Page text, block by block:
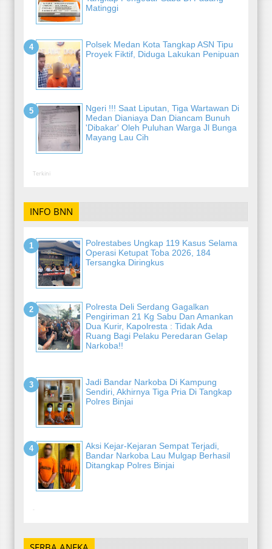
Matinggi
Polsek Medan Kota Tangkap ASN Tipu
Proyek Fiktif, Diduga Lakukan Penipuan
Ngeri !!! Saat Liputan, Tiga Wartawan Di
Medan Dianiaya Dan Diancam Bunuh
'Dibakar' Oleh Puluhan Warga Jl Bunga
Mayang Lau Cih
Terkini
INFO BNN
Polrestabes Ungkap 119 Kasus Selama
Operasi Ketupat Toba 2026, 184
Tersangka Diringkus
Polresta Deli Serdang Gagalkan
Pengiriman 21 Kg Sabu Dan Amankan
Dua Kurir, Kapolresta : Tidak Ada
Ruang Bagi Pelaku Peredaran Gelap
Narkoba!!
Jadi Bandar Narkoba Di Kampung
Sendiri, Akhirnya Tiga Pria Di Tangkap
Polres Binjai
Aksi Kejar-Kejaran Sempat Terjadi,
Bandar Narkoba Lau Mulgap Berhasil
Ditangkap Polres Binjai
-